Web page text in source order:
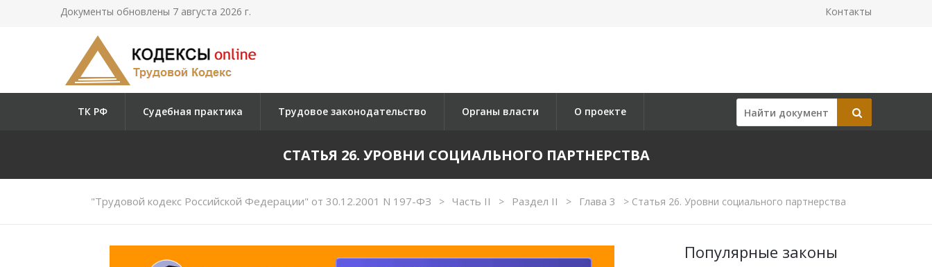
Документы обновлены 7 августа 2026 г. Контакты
ТК РФ Судебная практика Трудовое законодательство Органы власти О проекте
СТАТЬЯ 26. УРОВНИ СОЦИАЛЬНОГО ПАРТНЕРСТВА
"Трудовой кодекс Российской Федерации" от 30.12.2001 N 197-ФЗ > Часть II > Раздел II > Глава 3 > Статья 26. Уровни социального партнерства
Популярные законы